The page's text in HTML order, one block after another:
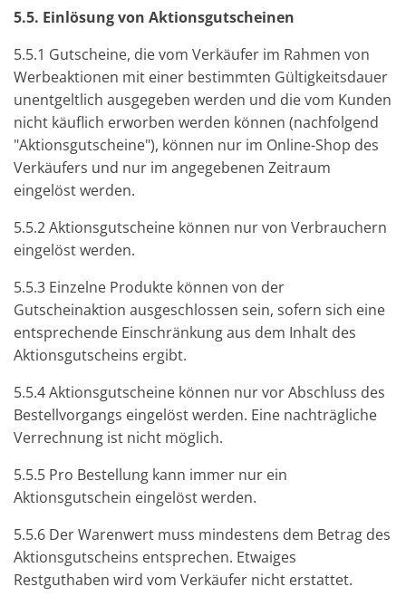
5.5. Einlösung von Aktionsgutscheinen
5.5.1 Gutscheine, die vom Verkäufer im Rahmen von
Werbeaktionen mit einer bestimmten Gültigkeitsdauer
unentgeltlich ausgegeben werden und die vom Kunden
nicht käuflich erworben werden können (nachfolgend
"Aktionsgutscheine"), können nur im Online-Shop des
Verkäufers und nur im angegebenen Zeitraum
eingelöst werden.
5.5.2 Aktionsgutscheine können nur von Verbrauchern
eingelöst werden.
5.5.3 Einzelne Produkte können von der
Gutscheinaktion ausgeschlossen sein, sofern sich eine
entsprechende Einschränkung aus dem Inhalt des
Aktionsgutscheins ergibt.
5.5.4 Aktionsgutscheine können nur vor Abschluss des
Bestellvorgangs eingelöst werden. Eine nachträgliche
Verrechnung ist nicht möglich.
5.5.5 Pro Bestellung kann immer nur ein
Aktionsgutschein eingelöst werden.
5.5.6 Der Warenwert muss mindestens dem Betrag des
Aktionsgutscheins entsprechen. Etwaiges
Restguthaben wird vom Verkäufer nicht erstattet.